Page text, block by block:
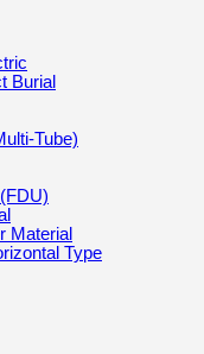
Burial
Tube)
Material
Type